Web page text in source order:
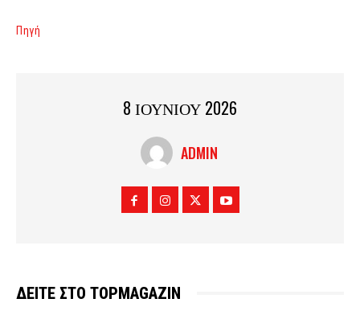
Πηγή
8 ΙΟΥΝΙΟΥ 2026
ADMIN
ΔΕΙΤΕ ΣΤΟ TOPMAGAZIN